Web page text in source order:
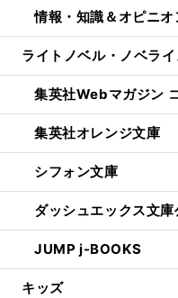
情報・知識＆オピニ
ライトノベル・ノベラ
集英社Webマガジン
集英社オレンジ文庫
シフォン文庫
ダッシュエックス文庫
JUMP j-BOOKS
キッズ